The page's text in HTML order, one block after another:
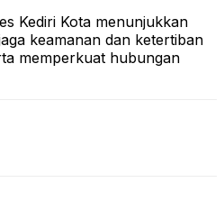
Kediri Kota menunjukkan
keamanan dan ketertiban
memperkuat hubungan